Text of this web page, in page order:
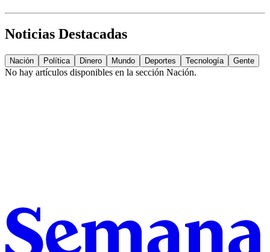
Noticias Destacadas
Nación Política Dinero Mundo Deportes Tecnología Gente
No hay artículos disponibles en la sección Nación.